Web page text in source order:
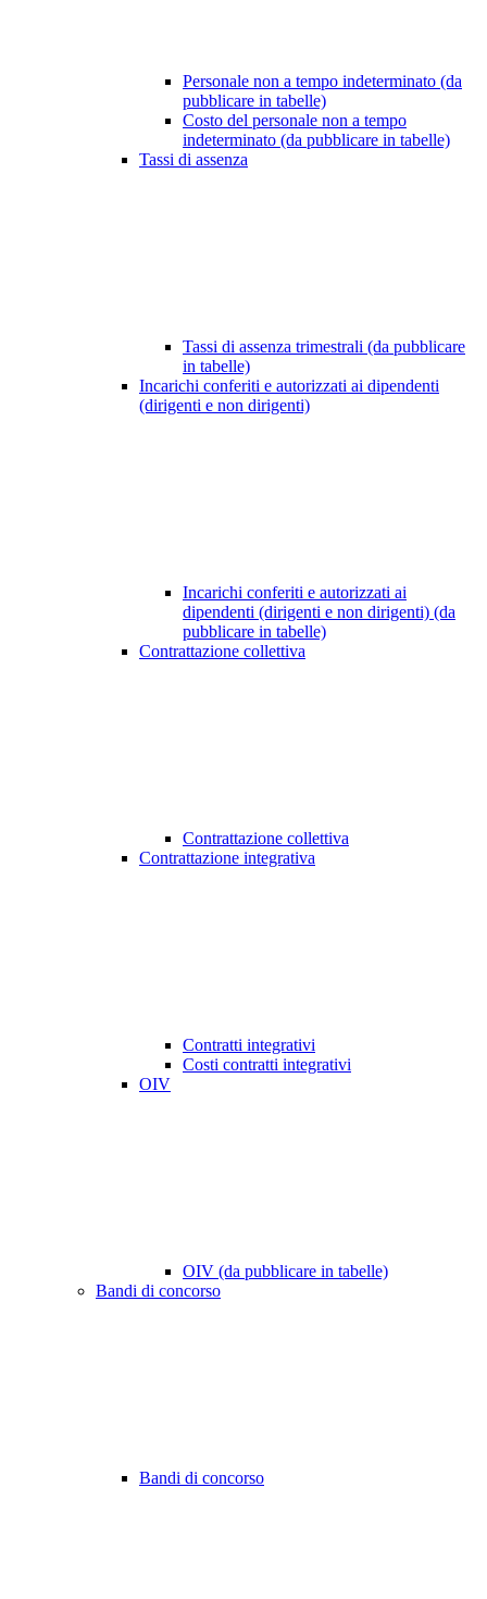
Personale non a tempo indeterminato (da
pubblicare in tabelle)
Costo del personale non a tempo
indeterminato (da pubblicare in tabelle)
Tassi di assenza
Tassi di assenza trimestrali (da pubblicare
in tabelle)
Incarichi conferiti e autorizzati ai dipendenti
(dirigenti e non dirigenti)
Incarichi conferiti e autorizzati ai
dipendenti (dirigenti e non dirigenti) (da
pubblicare in tabelle)
Contrattazione collettiva
Contrattazione collettiva
Contrattazione integrativa
Contratti integrativi
Costi contratti integrativi
OIV
OIV (da pubblicare in tabelle)
Bandi di concorso
Bandi di concorso